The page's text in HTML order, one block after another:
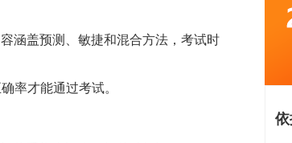
涵盖预测、敏捷和混合方法，考试时
率才能通过考试。